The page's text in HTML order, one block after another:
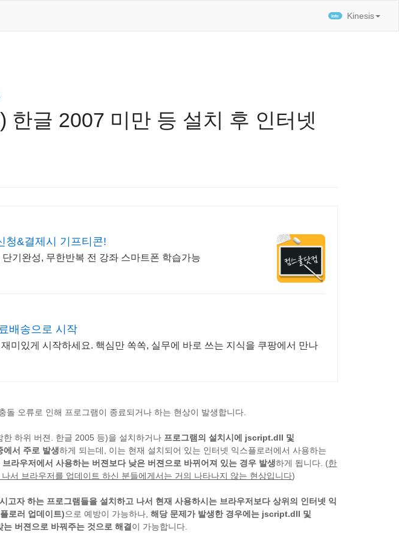
Kinesis
한글 2007 미만 등 설치 후 인터넷
청&결제시 기프티콘!
기완성, 무한반복 전 강좌 스마트폰 학습가능
배송으로 시작
미있게 시작하세요. 핵심만 쏙쏙, 실무에 바로 쓰는 지식을 쿠팡에서 만나
돌 오류로 인해 프로그램이 종료되거나 하는 현상이 발생합니다.
하위 버젼. 한글 2005 등)을 설치하거나 프로그램의 설치시에 jscript.dll 및
서 주로 발생하게 되는데, 이는 현재 설치되어 있는 인터넷 익스플로러에서 사용하는
우저에서 사용하는 버젼보다 낮은 버젼으로 바뀌어져 있는 경우 발생하게 됩니다. (한
서 브라우저를 업데이트 하신 분들에게서는 거의 나타나지 않는 현상입니다)
고자 하는 프로그램들을 설치하고 나서 현재 사용하시는 브라우저보다 상위의 인터넷 익
로러 업데이트)으로 예방이 가능하나,해당 문제가 발생한 경우에는 jscript.dll 및
버젼으로 바꿔주는 것으로 해결 이 가능합니다.
티스토리툴바